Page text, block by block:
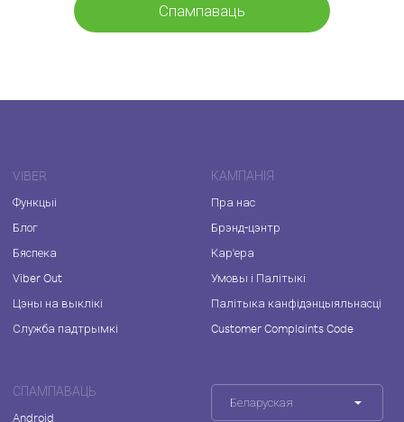
Спампаваць
VIBER
Функцыі
Блог
Бяспека
Viber Out
Цэны на выклікі
Служба падтрымкі
КАМПАНІЯ
Пра нас
Брэнд-цэнтр
Кар'ера
Умовы і Палітыкі
Палітыка канфідэнцыяльнасці
Customer Complaints Code
СПАМПАВАЦЬ
Android
Беларуская